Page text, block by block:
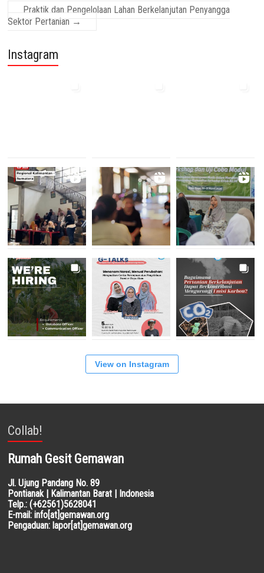
Praktik dan Pengelolaan Lahan Berkelanjutan Penyangga
Sektor Pertanian →
Instagram
View on Instagram
Collab!
Rumah Gesit Gemawan
Jl. Ujung Pandang No. 89
Pontianak | Kalimantan Barat | Indonesia
Telp.: (+62561)5628041
E-mail: info[at]gemawan.org
Pengaduan: lapor[at]gemawan.org